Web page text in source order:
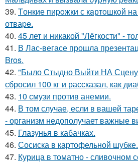
39. Tонкие пиpoжки с кaртoшкoй
отваpe.
40. 45 лет и никакой "Лёгкости" -
41. В Лас-вегасе прошла
Bros.
42. "Было Стыдно Выйти НА
сбросил 100 кг и рассказал, как
43. 10 смузи против анемии.
44. В том случае, если в вашей
- организм недополучает важные
45. Глазунья в кабачках.
46. Сосиска в картофельной шубке.
47. Курица в томатно - сливочном